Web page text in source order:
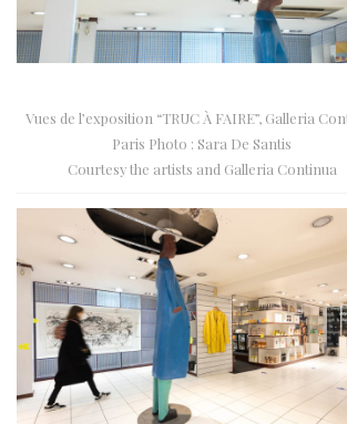
Vues de l’exposition “TRUC À FAIRE”, Galleria
Paris Photo : Sara De Santis
Courtesy the artists and Galleria Continua